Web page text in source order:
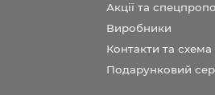
Акції та
Виробники
Контакти та схема
Подарунковий